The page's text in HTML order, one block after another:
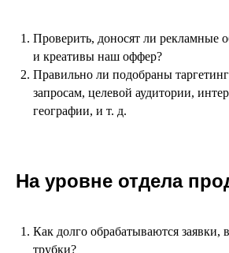
Проверить, доносят ли рекламные
и креативы наш оффер?
Правильно ли подобраны
запросам, целевой аудитории,
географии, и т. д.
На уровне отдела
Как долго обрабатываются заявки,
трубки?